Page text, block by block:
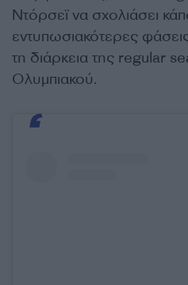
Ντόρσεϊ να σχολιάσει
εντυπωσιακότερες
τη διάρκεια της regular
Ολυμπιακού.